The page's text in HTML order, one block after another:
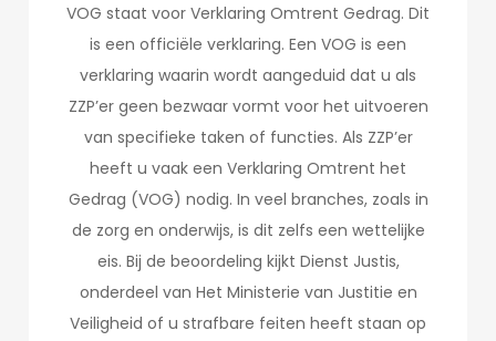
VOG staat voor Verklaring Omtrent Gedrag. Dit
is een officiële verklaring. Een VOG is een
verklaring waarin wordt aangeduid dat u als
ZZP’er geen bezwaar vormt voor het uitvoeren
van specifieke taken of functies. Als ZZP’er
heeft u vaak een Verklaring Omtrent het
Gedrag (VOG) nodig. In veel branches, zoals in
de zorg en onderwijs, is dit zelfs een wettelijke
eis. Bij de beoordeling kijkt Dienst Justis,
onderdeel van Het Ministerie van Justitie en
Veiligheid of u strafbare feiten heeft staan op